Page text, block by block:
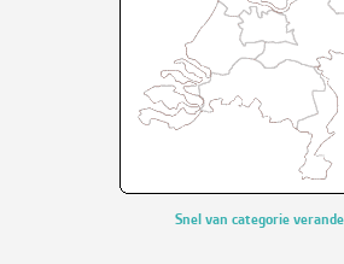
Snel van categorie